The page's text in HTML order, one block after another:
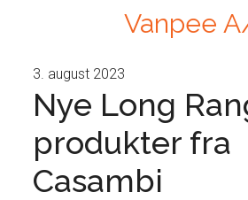
Vanpee
3. august 2023
Nye Long
produkter fra
Casambi